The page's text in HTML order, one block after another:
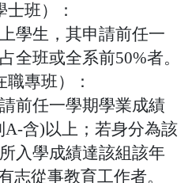
班）：
學生，其申請前任一
全班或全系前50%者。
專班）：
前任一學期學業成績
含)以上；若身分為該
入學成績達該組該年
志從事教育工作者。